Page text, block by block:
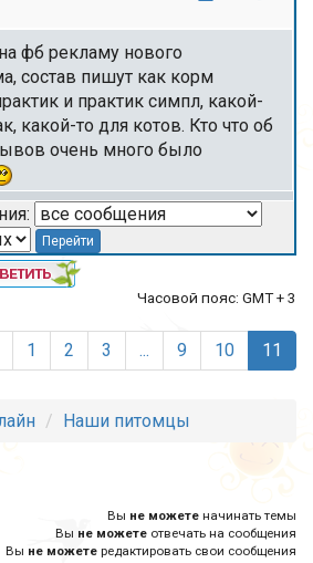
фб рекламу нового
состав пишут как корм
и практик симпл, какой-
какой-то для котов. Кто что об
очень много было
Часовой пояс: GMT + 3
1 2 3 ... 9 10 11
Наши питомцы
Вы не можете начинать темы
Вы не можете отвечать на сообщения
Вы не можете редактировать свои сообщения